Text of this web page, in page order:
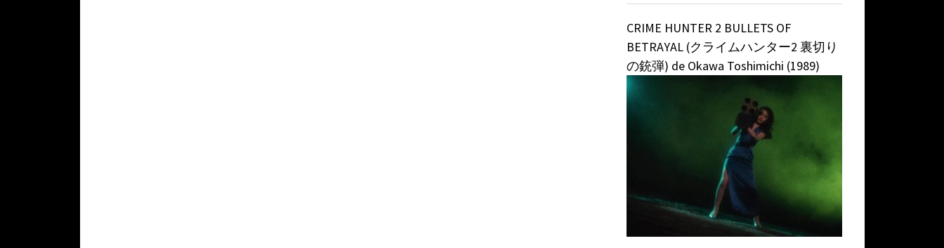
CRIME HUNTER 2 BULLETS OF
BETRAYAL (クライムハンター2 裏切り
の銃弾) de Okawa Toshimichi (1989)